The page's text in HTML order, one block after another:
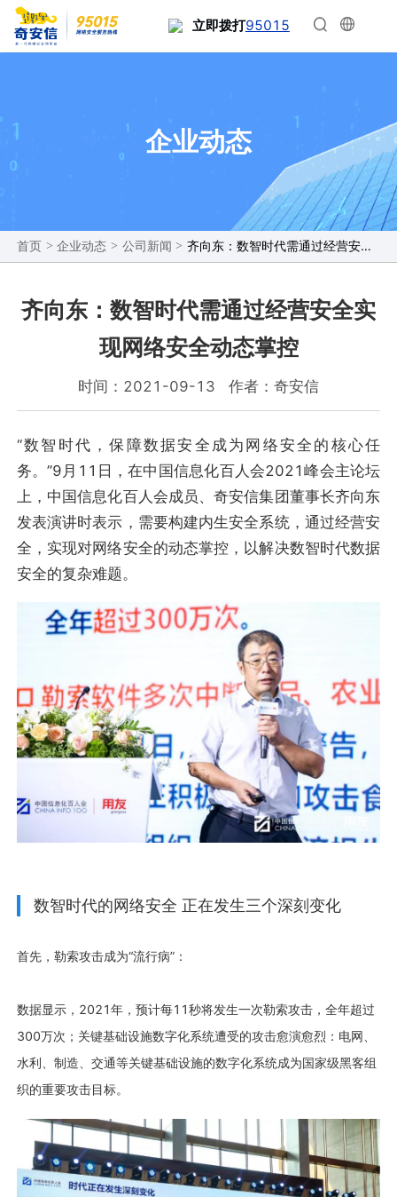
立即拨打95015
企业动态
首页 > 企业动态 > 公司新闻 > 齐向东：数智时代需通过经营安全实现网络安全动态掌控
齐向东：数智时代需通过经营安全实
现网络安全动态掌控
时间：2021-09-13 作者：奇安信
“数智时代，保障数据安全成为网络安全的核心任
务。”9月11日，在中国信息化百人会2021峰会主论坛
上，中国信息化百人会成员、奇安信集团董事长齐向东
发表演讲时表示，需要构建内生安全系统，通过经营安
全，实现对网络安全的动态掌控，以解决数智时代数据
安全的复杂难题。
数智时代的网络安全 正在发生三个深刻变化
首先，勒索攻击成为“流行病”：
数据显示，2021年，预计每11秒将发生一次勒索攻击，全年超过
300万次；关键基础设施数字化系统遭受的攻击愈演愈烈：电网、
水利、制造、交通等关键基础设施的数字化系统成为国家级黑客组
织的重要攻击目标。